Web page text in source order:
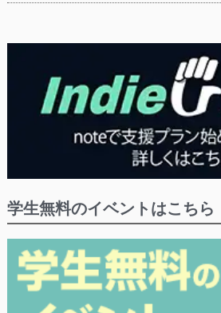
学生無料のイベントはこちら